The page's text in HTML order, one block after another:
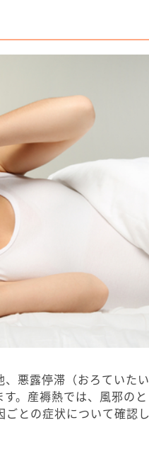
悪露停滞（おろていた
。産褥熱では、風邪の
との症状について確認